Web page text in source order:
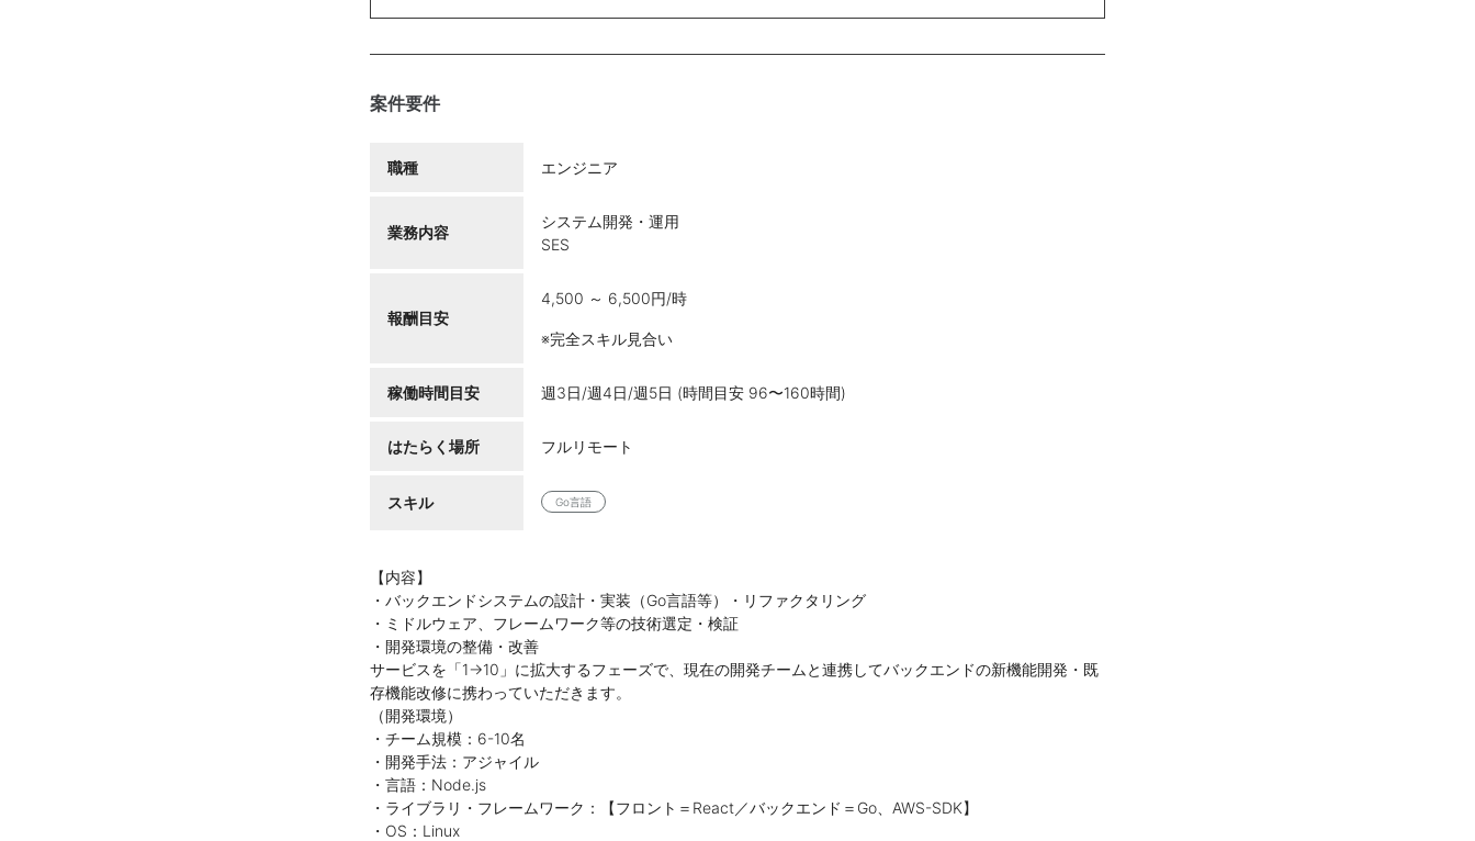
案件要件
職種 エンジニア
業務内容
システム開発・運用
SES
報酬目安
4,500 ～ 6,500円/時
※完全スキル見合い
稼働時間目安 週3日/週4日/週5日 (時間目安 96〜160時間)
はたらく場所 フルリモート
スキル Go言語
【内容】
・バックエンドシステムの設計・実装（Go言語等）・リファクタリング
・ミドルウェア、フレームワーク等の技術選定・検証
・開発環境の整備・改善
サービスを「1→10」に拡大するフェーズで、現在の開発チームと連携してバックエンドの新機能開発・既
存機能改修に携わっていただきます。
（開発環境）
・チーム規模：6-10名
・開発手法：アジャイル
・言語：Node.js
・ライブラリ・フレームワーク：【フロント＝React／バックエンド＝Go、AWS-SDK】
・OS：Linux